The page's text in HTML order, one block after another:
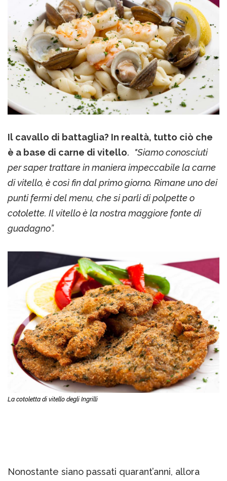
Il cavallo di battaglia? In realtà, tutto ciò che
è a base di carne di vitello. "Siamo conosciuti
per saper trattare in maniera impeccabile la carne
di vitello, è così fin dal primo giorno. Rimane uno dei
punti fermi del menu, che si parli di polpette o
cotolette. Il vitello è la nostra maggiore fonte di
guadagno”.
La cotoletta di vitello degli Ingrilli
Nonostante siano passati quarant’anni, allora